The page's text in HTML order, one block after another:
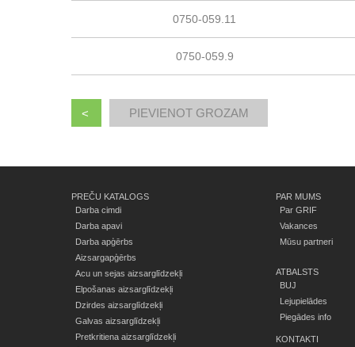
0750-059.11
0750-059.9
<
PREČU KATALOGS
Darba cimdi
Darba apavi
Darba apģērbs
Aizsargapģērbs
Acu un sejas aizsarglīdzekļi
Elpošanas aizsarglīdzekļi
Dzirdes aizsarglīdzekļi
Galvas aizsarglīdzekļi
Pretkritiena aizsarglīdzekļi
PAR MUMS
Par GRIF
Vakances
Mūsu partneri
ATBALSTS
BUJ
Lejupielādes
Piegādes info
KONTAKTI